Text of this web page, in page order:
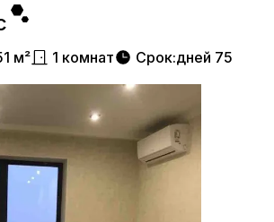
м² 1 комнат Срок:дней 75